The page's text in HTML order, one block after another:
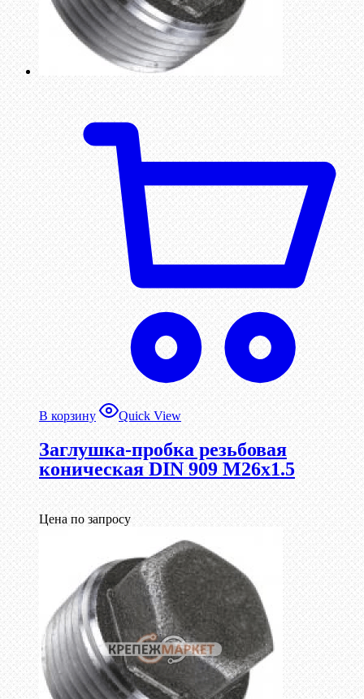
В корзину Quick View
Заглушка-пробка резьбовая
коническая DIN 909 М26х1.5
Цена по запросу